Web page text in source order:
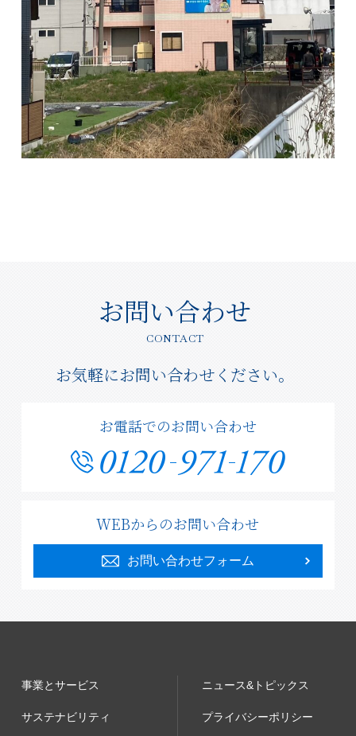
お問い合わせ
CONTACT
お気軽にお問い合わせください。
お電話でのお問い合わせ
WEBからのお問い合わせ
お問い合わせフォーム
事業とサービス ニュース&トピックス
サステナビリティ プライバシーポリシー